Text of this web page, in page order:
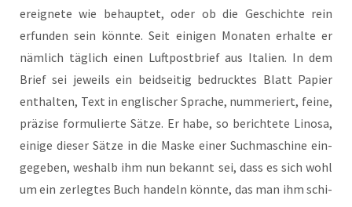
ereig­ne­te wie behaup­tet, oder ob die Geschich­te rein
erfun­den sein könn­te. Seit eini­gen Mona­ten erhal­te er
näm­lich täg­lich einen Luft­post­brief aus Ita­li­en. In dem
Brief sei jeweils ein beid­sei­tig bedruck­tes Blatt Papier
ent­hal­ten, Text in eng­li­scher Spra­che, num­me­riert, fei­ne,
prä­zi­se for­mu­lier­te Sät­ze. Er habe, so berich­te­te Lino­sa,
eini­ge die­ser Sät­ze in die Mas­ke einer Such­ma­schi­ne ein­
ge­ge­ben, wes­halb ihm nun bekannt sei, dass es sich wohl
um ein zer­leg­tes Buch han­deln könn­te, das man ihm schi­